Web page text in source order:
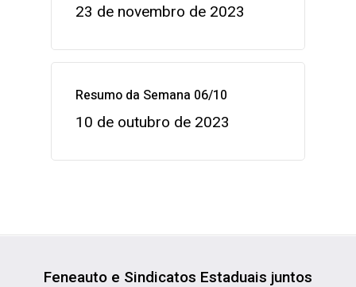
23 de novembro de 2023
Resumo da Semana 06/10
10 de outubro de 2023
Feneauto e Sindicatos Estaduais juntos